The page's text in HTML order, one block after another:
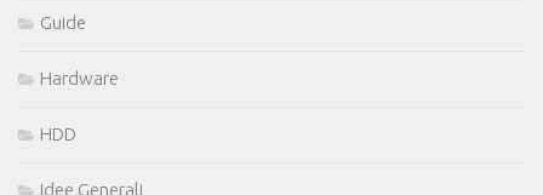
Guide
Hardware
HDD
Idee Generali